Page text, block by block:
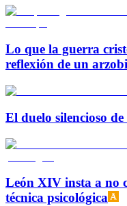
Lo que la guerra
reflexión de un
El duelo silencioso
León XIV insta a no
técnica psicológica